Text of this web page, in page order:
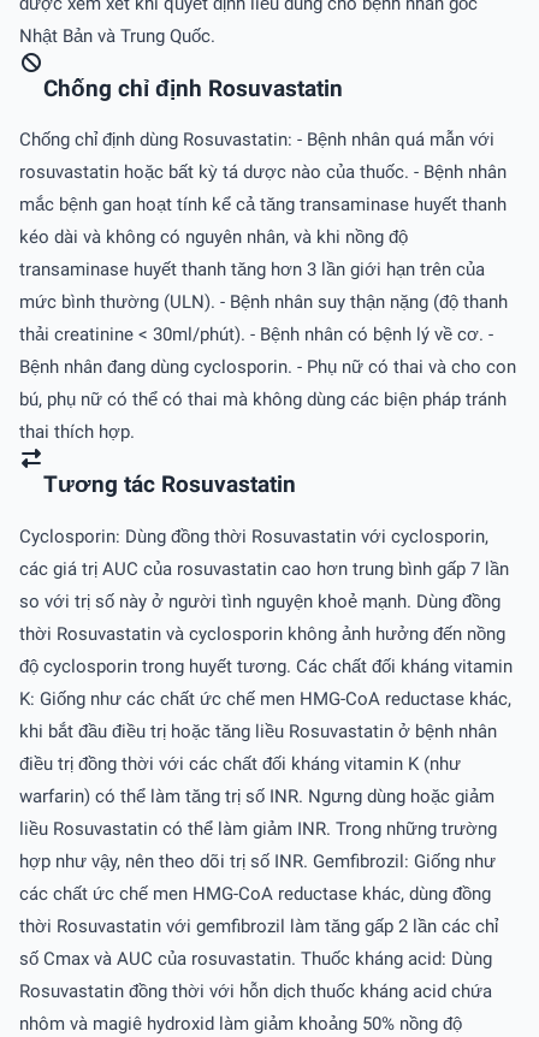
Nhật Bản và Trung Quốc.
Chống chỉ định Rosuvastatin
Chống chỉ định dùng Rosuvastatin: - Bệnh nhân quá mẫn với
rosuvastatin hoặc bất kỳ tá dược nào của thuốc. - Bệnh nhân
mắc bệnh gan hoạt tính kể cả tăng transaminase huyết thanh
kéo dài và không có nguyên nhân, và khi nồng độ
transaminase huyết thanh tăng hơn 3 lần giới hạn trên của
mức bình thường (ULN). - Bệnh nhân suy thận nặng (độ thanh
thải creatinine < 30ml/phút). - Bệnh nhân có bệnh lý về cơ. -
Bệnh nhân đang dùng cyclosporin. - Phụ nữ có thai và cho con
bú, phụ nữ có thể có thai mà không dùng các biện pháp tránh
thai thích hợp.
Tương tác Rosuvastatin
Cyclosporin: Dùng đồng thời Rosuvastatin với cyclosporin,
các giá trị AUC của rosuvastatin cao hơn trung bình gấp 7 lần
so với trị số này ở người tình nguyện khoẻ mạnh. Dùng đồng
thời Rosuvastatin và cyclosporin không ảnh hưởng đến nồng
độ cyclosporin trong huyết tương. Các chất đối kháng vitamin
K: Giống như các chất ức chế men HMG-CoA reductase khác,
khi bắt đầu điều trị hoặc tăng liều Rosuvastatin ở bệnh nhân
điều trị đồng thời với các chất đối kháng vitamin K (như
warfarin) có thể làm tăng trị số INR. Ngưng dùng hoặc giảm
liều Rosuvastatin có thể làm giảm INR. Trong những trường
hợp như vậy, nên theo dõi trị số INR. Gemfibrozil: Giống như
các chất ức chế men HMG-CoA reductase khác, dùng đồng
thời Rosuvastatin với gemfibrozil làm tăng gấp 2 lần các chỉ
số Cmax và AUC của rosuvastatin. Thuốc kháng acid: Dùng
Rosuvastatin đồng thời với hỗn dịch thuốc kháng acid chứa
nhôm và magiê hydroxid làm giảm khoảng 50% nồng độ